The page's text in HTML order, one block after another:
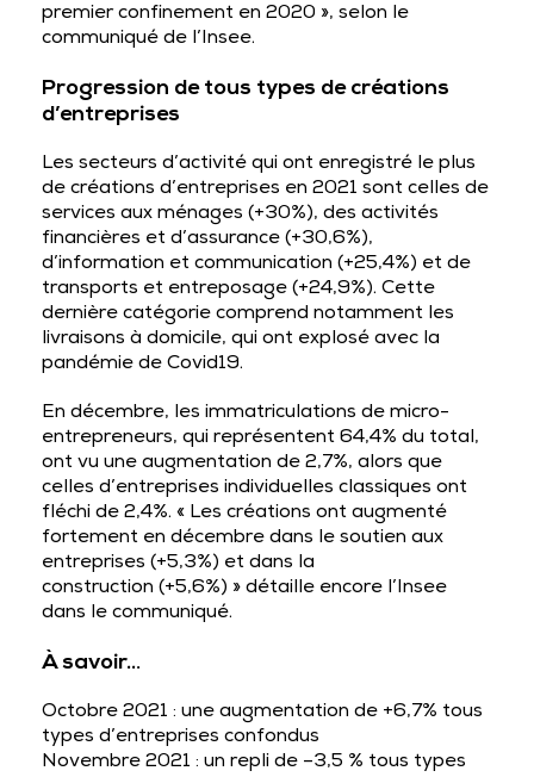
premier confinement en 2020 », selon le
communiqué de l’Insee.
Progression de tous types de créations
d’entreprises
Les secteurs d’activité qui ont enregistré le plus
de créations d’entreprises en 2021 sont celles de
services aux ménages (+30%), des activités
financières et d’assurance (+30,6%),
d’information et communication (+25,4%) et de
transports et entreposage (+24,9%). Cette
dernière catégorie comprend notamment les
livraisons à domicile, qui ont explosé avec la
pandémie de Covid19.
En décembre, les immatriculations de micro-
entrepreneurs, qui représentent 64,4% du total,
ont vu une augmentation de 2,7%, alors que
celles d’entreprises individuelles classiques ont
fléchi de 2,4%. « Les créations ont augmenté
fortement en décembre dans le soutien aux
entreprises (+5,3%) et dans la
construction (+5,6%) » détaille encore l’Insee
dans le communiqué.
À savoir…
Octobre 2021 : une augmentation de +6,7% tous
types d’entreprises confondus
Novembre 2021 : un repli de –3,5 % tous types